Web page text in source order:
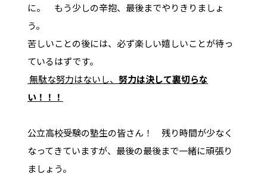
に。 もう少しの辛抱、最後までやりきりましょ
う。
苦しいことの後には、必ず楽しい嬉しいことが待っ
ているはずです。
無駄な努力はないし、 努力は決して裏切らな
い！！！
公立高校受験の塾生の皆さん！ 残り時間が少なく
なってきていますが、最後の最後まで一緒に頑張り
ましょう。